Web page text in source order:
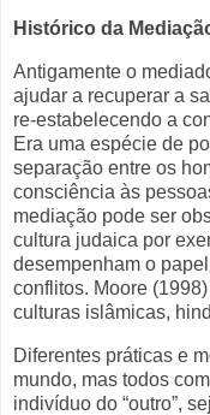
Histórico da
Antigamente o
ajudar a recuperar a
re-estabelecendo a
Era uma espécie de
separação entre os
consciência às
mediação pode ser
cultura judaica por
desempenham o
conflitos. Moore
culturas islâmicas,
Diferentes práticas e
mundo, mas todos
indivíduo do “outro”,